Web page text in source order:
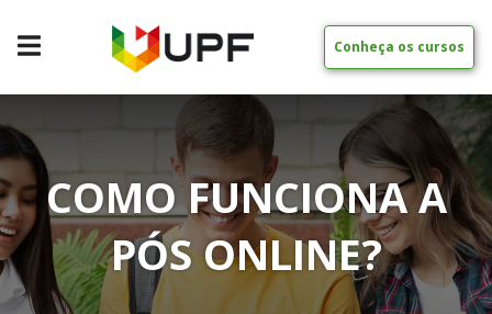
Conheça os cursos
COMO FUNCIONA A
PÓS ONLINE?